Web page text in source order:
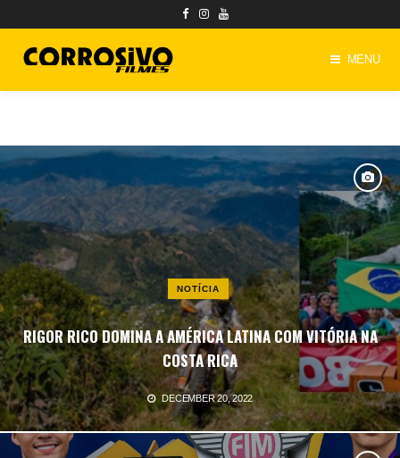
to
content
MENU
NOTÍCIA
RIGOR RICO DOMINA A AMÉRICA LATINA COM VITÓRIA NA
COSTA RICA
DECEMBER 20, 2022